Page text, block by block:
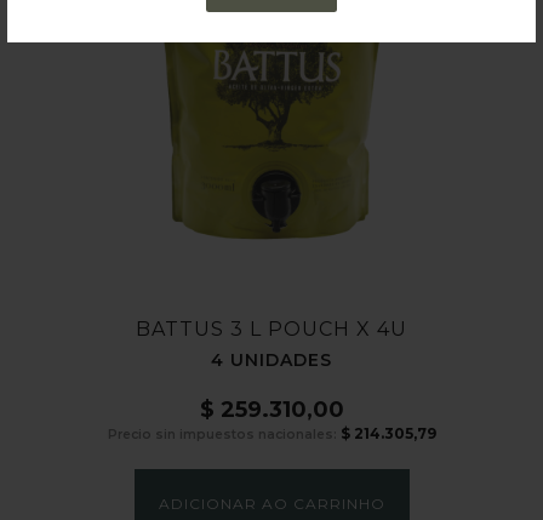
BATTUS 3 L POUCH X 4U
4 UNIDADES
$ 259.310,00
Precio sin impuestos nacionales: $214.305,79
ADICIONAR AO CARRINHO